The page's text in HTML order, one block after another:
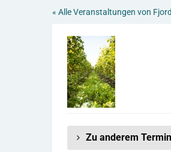
« Alle Veranstaltungen von
Zu anderem